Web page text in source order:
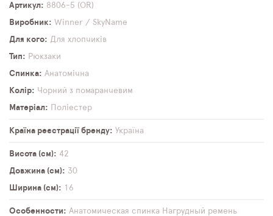
Артикул
8806-5 (OR)
Виробник
Winner / SkyName
Для кого
Для хлопчиків
Тип
Рюкзаки
Спинка
Анатомічна
Колір
Чорний з помаранчевим
Матеріал
Поліестер
Країна реєстрації бренду Україна
Висота (см)
42
Довжина (см)
30
Ширина (см)
16
Особенности Анатомическая спинка Нагрудный ремень